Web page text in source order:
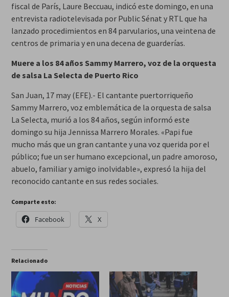
fiscal de París, Laure Beccuau, indicó este domingo, en una
entrevista radiotelevisada por Public Sénat y RTL que ha
lanzado procedimientos en 84 parvularios, una veintena de
centros de primaria y en una decena de guarderías.
Muere a los 84 años Sammy Marrero, voz de la orquesta
de salsa La Selecta de Puerto Rico
San Juan, 17 may (EFE).- El cantante puertorriqueño
Sammy Marrero, voz emblemática de la orquesta de salsa
La Selecta, murió a los 84 años, según informó este
domingo su hija Jennissa Marrero Morales. «Papi fue
mucho más que un gran cantante y una voz querida por el
público; fue un ser humano excepcional, un padre amoroso,
abuelo, familiar y amigo inolvidable», expresó la hija del
reconocido cantante en sus redes sociales.
Comparte esto:
Facebook X
Relacionado